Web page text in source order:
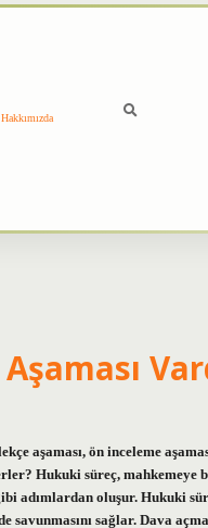
Hakkımızda
aşaması, ön inceleme
Hukuki süreç,
oluşur. Hukuki
sağlar. Dava